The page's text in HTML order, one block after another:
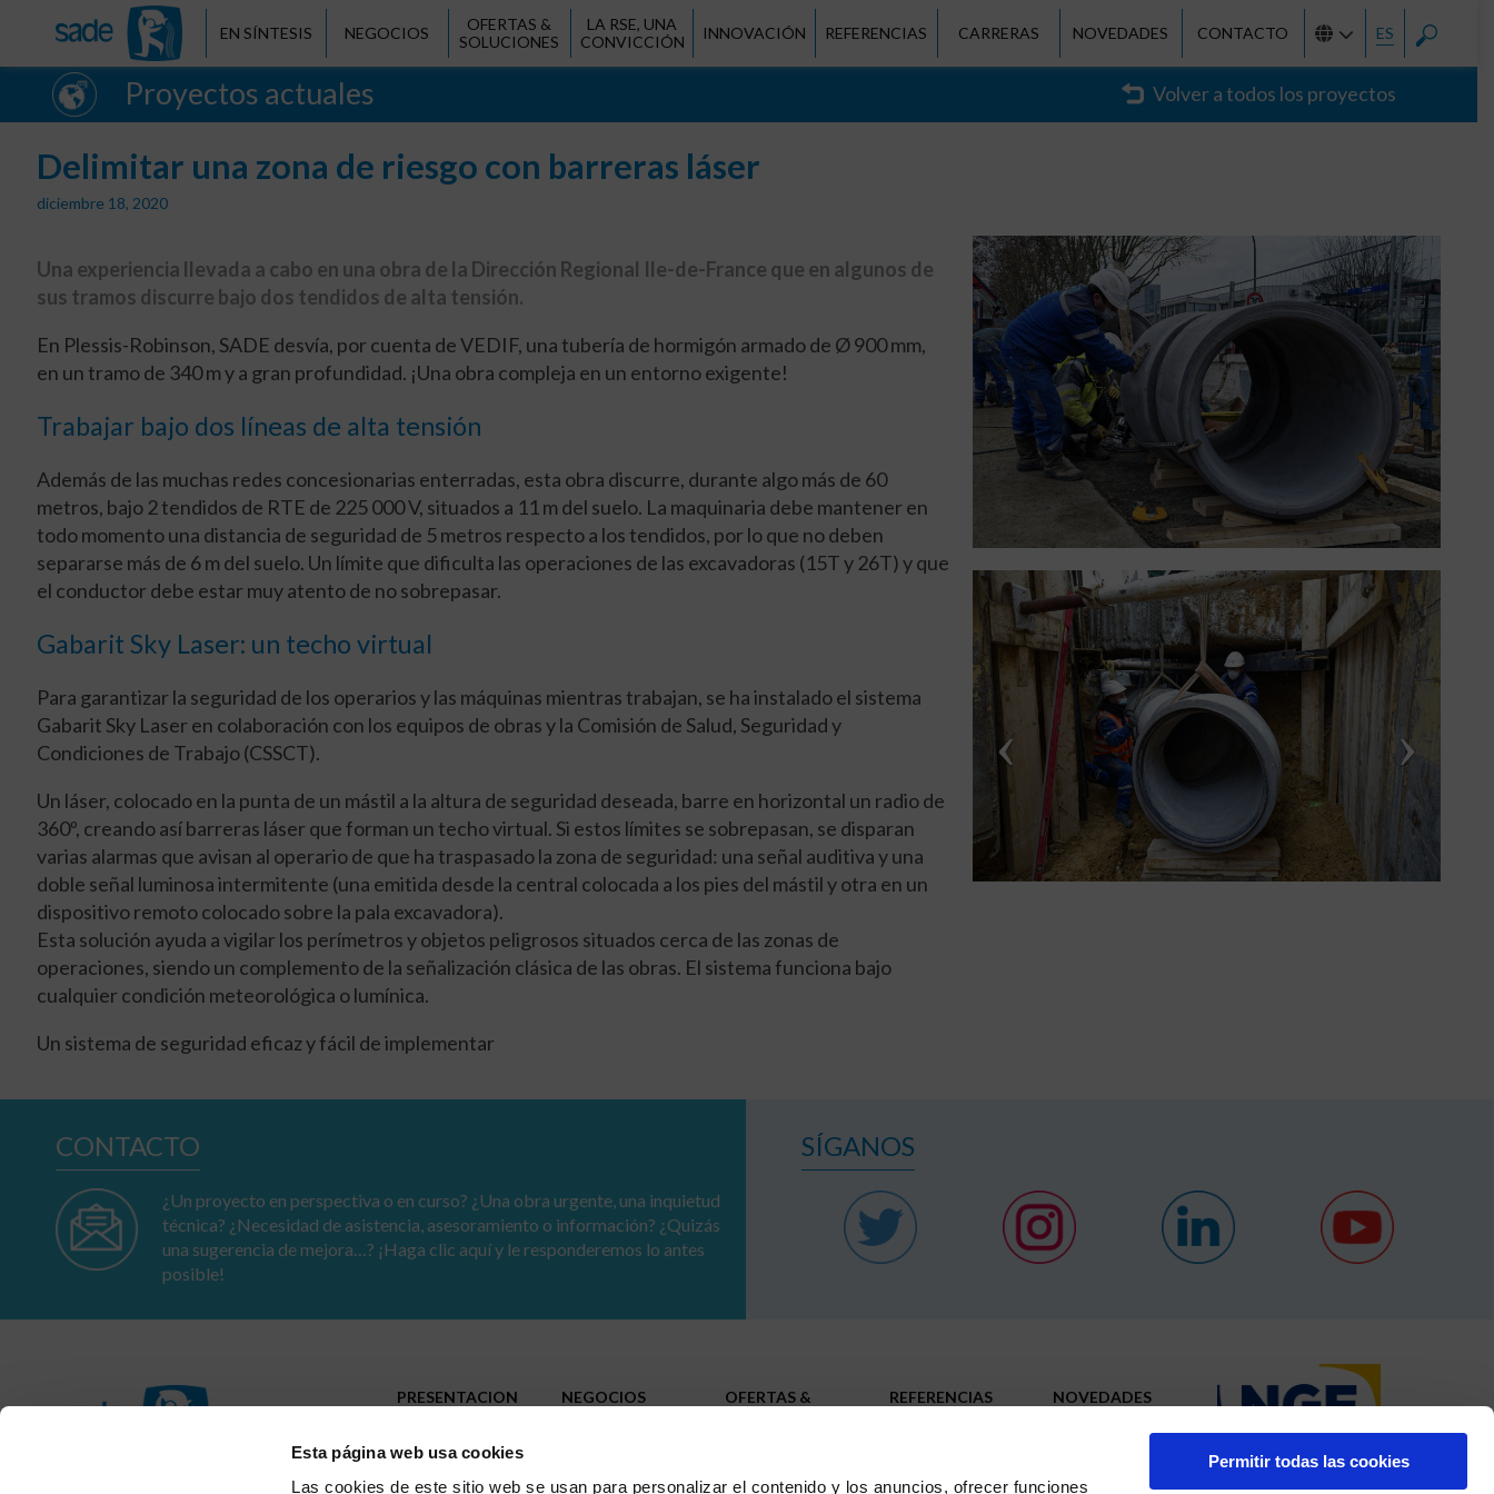
Esta página web usa cookies
Las cookies de este sitio web se usan para personalizar el contenido y los anuncios, ofrecer funciones
Permitir todas las cookies
EN SÍNTESIS NEGOCIOS
OFERTAS &
SOLUCIONES
LA RSE, UNA
CONVICCIÓN
INNOVACIÓN REFERENCIAS CARRERAS NOVEDADES CONTACTO ES
Proyectos actuales Volver a todos los proyectos
Delimitar una zona de riesgo con barreras láser
diciembre 18, 2020
Una experiencia llevada a cabo en una obra de la Dirección Regional Ile-de-France que en algunos de
sus tramos discurre bajo dos tendidos de alta tensión.
En Plessis-Robinson, SADE desvía, por cuenta de VEDIF, una tubería de hormigón armado de Ø 900 mm,
en un tramo de 340 m y a gran profundidad. ¡Una obra compleja en un entorno exigente!
Trabajar bajo dos líneas de alta tensión
Además de las muchas redes concesionarias enterradas, esta obra discurre, durante algo más de 60
metros, bajo 2 tendidos de RTE de 225 000 V, situados a 11 m del suelo. La maquinaria debe mantener en
todo momento una distancia de seguridad de 5 metros respecto a los tendidos, por lo que no deben
separarse más de 6 m del suelo. Un límite que dificulta las operaciones de las excavadoras (15T y 26T) y que
el conductor debe estar muy atento de no sobrepasar.
Gabarit Sky Laser: un techo virtual
Para garantizar la seguridad de los operarios y las máquinas mientras trabajan, se ha instalado el sistema
Gabarit Sky Laser en colaboración con los equipos de obras y la Comisión de Salud, Seguridad y
Condiciones de Trabajo (CSSCT).
Un láser, colocado en la punta de un mástil a la altura de seguridad deseada, barre en horizontal un radio de
360º, creando así barreras láser que forman un techo virtual. Si estos límites se sobrepasan, se disparan
varias alarmas que avisan al operario de que ha traspasado la zona de seguridad: una señal auditiva y una
doble señal luminosa intermitente (una emitida desde la central colocada a los pies del mástil y otra en un
dispositivo remoto colocado sobre la pala excavadora).
Esta solución ayuda a vigilar los perímetros y objetos peligrosos situados cerca de las zonas de
operaciones, siendo un complemento de la señalización clásica de las obras. El sistema funciona bajo
cualquier condición meteorológica o lumínica.
Un sistema de seguridad eficaz y fácil de implementar
CONTACTO
¿Un proyecto en perspectiva o en curso? ¿Una obra urgente, una inquietud
técnica? ¿Necesidad de asistencia, asesoramiento o información? ¿Quizás
una sugerencia de mejora…? ¡Haga clic aquí y le responderemos lo antes
posible!
SÍGANOS
23-25 av. du Docteur Lannelongue
PRESENTACION
Presencia
NEGOCIOS
OFERTAS &
REFERENCIAS NOVEDADES